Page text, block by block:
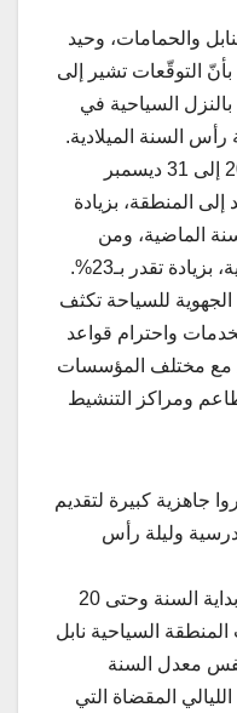
والحمامات، وحيد
التوقّعات تشير إلى
ألف مقيم بالنزل السياحية في
السنة الميلادية.
كما أفاد بأنّ الفترة الممتدة من 20 إلى 31 ديسمبر
30 ألف وافد إلى المنطقة، بزيادة
الماضية، ومن
للسياحة تكثف
واحترام قواعد
مع مختلف المؤسسات
ومراكز التنشيط
جاهزية كبيرة لتقديم
وليلة رأس
وأضاف أن الأرقام المسجلة منذ بداية السنة وحتى 20
السياحية نابل
وهو نفس معدل السنة
بنسبة 7% في الليالي المقضاة التي